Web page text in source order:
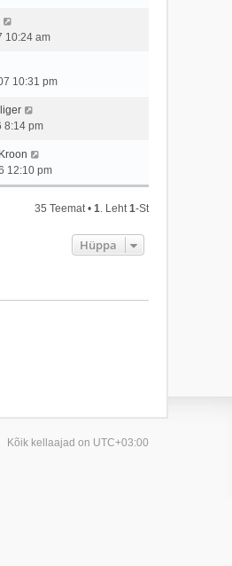
10:24 am
10:31 pm
8:14 pm
12:10 pm
35 Teemat • 1. Leht1-st
Hüppa
Kõik kellaajad on UTC+03:00